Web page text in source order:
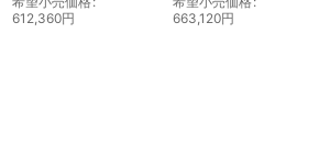
612,360円
663,120円